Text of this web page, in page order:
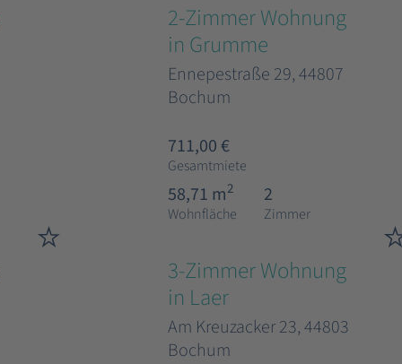
2-Zimmer Wohnung
in Grumme
Ennepestraße 29, 44807
Bochum
711,00 €
Gesamtmiete
58,71 m2
Wohnfläche
2
Zimmer
3-Zimmer Wohnung
in Laer
Am Kreuzacker 23, 44803
Bochum